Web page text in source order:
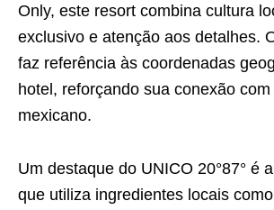
Only, este resort combina cultura
exclusivo e atenção aos detalhes.
faz referência às coordenadas
hotel, reforçando sua conexão
mexicano.
Um destaque do UNICO 20°87° é
que utiliza ingredientes locais